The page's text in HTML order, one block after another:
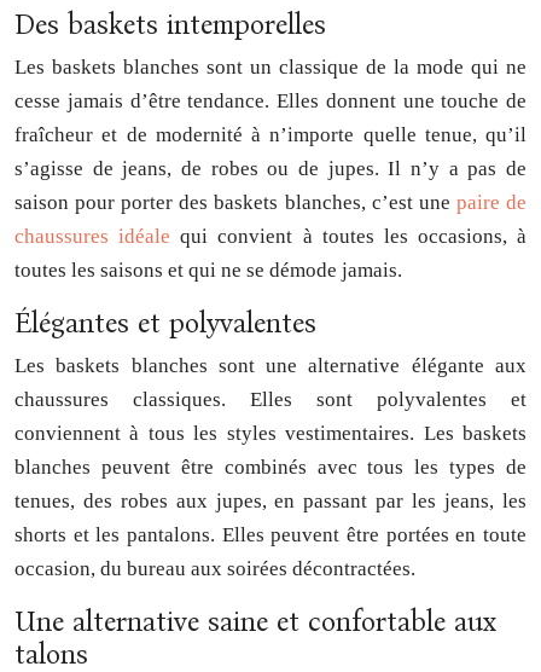
Des baskets intemporelles
Les baskets blanches sont un classique de la mode qui ne
cesse jamais d’être tendance. Elles donnent une touche de
fraîcheur et de modernité à n’importe quelle tenue, qu’il
s’agisse de jeans, de robes ou de jupes. Il n’y a pas de
saison pour porter des baskets blanches, c’est une paire de
chaussures idéale qui convient à toutes les occasions, à
toutes les saisons et qui ne se démode jamais.
Élégantes et polyvalentes
Les baskets blanches sont une alternative élégante aux
chaussures classiques. Elles sont polyvalentes et
conviennent à tous les styles vestimentaires. Les baskets
blanches peuvent être combinés avec tous les types de
tenues, des robes aux jupes, en passant par les jeans, les
shorts et les pantalons. Elles peuvent être portées en toute
occasion, du bureau aux soirées décontractées.
Une alternative saine et confortable aux
talons